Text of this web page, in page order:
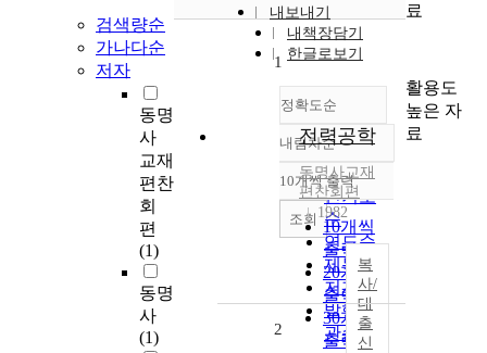
검색량순
가나다순
저자
동명
사
교재
편찬
회
편
(1)
동명
사
(1)
내보내기
내책장담기
한글로보기
정확도순
정확도
순
인기도
순
연도순
제목순
저자순
발행기
관순
내림차순
내림차순
10개씩 출력
10개씩
출력
20개씩
출력
30개씩
출력
조회
1
전력공학
동명사교재
편찬회 편
1982
복
사/
대
출
신
2
료
활용도
높은 자
료